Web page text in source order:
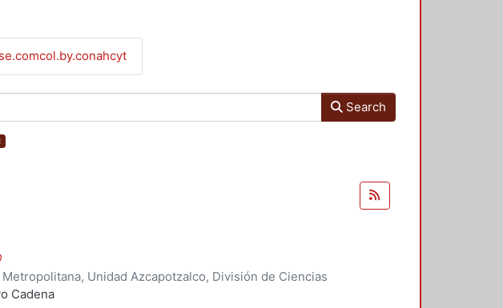
Search
Unidad Azcapotzalco, División de Ciencias
Departamento de Humanidades, Área de Literatura
Cadena